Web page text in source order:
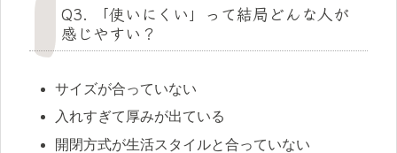
Q3. 「使いにくい」って結局どんな人が
感じやすい？
サイズが合っていない
入れすぎて厚みが出ている
開閉方式が生活スタイルと合っていない